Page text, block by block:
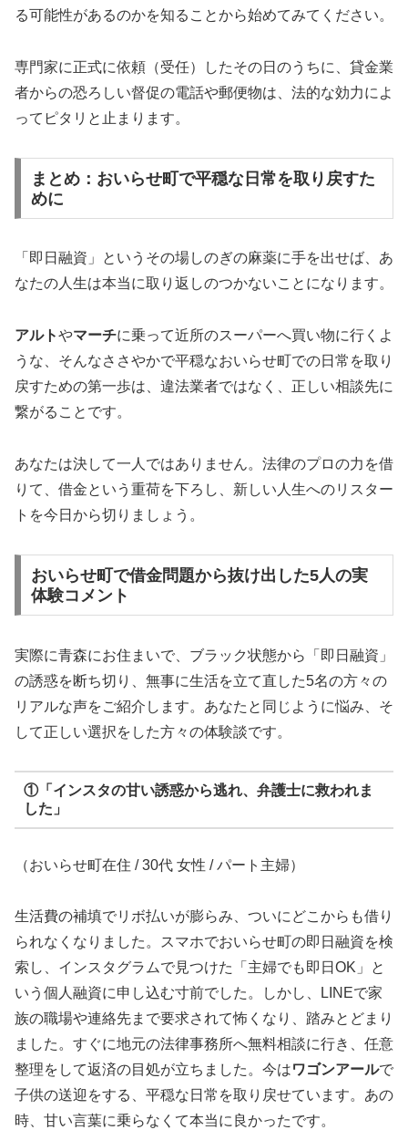
る可能性があるのかを知ることから始めてみてください。
専門家に正式に依頼（受任）したその日のうちに、貸金業
者からの恐ろしい督促の電話や郵便物は、法的な効力によ
ってピタリと止まります。
まとめ：おいらせ町で平穏な日常を取り戻すた
めに
「即日融資」というその場しのぎの麻薬に手を出せば、あ
なたの人生は本当に取り返しのつかないことになります。
アルトやマーチに乗って近所のスーパーへ買い物に行くよ
うな、そんなささやかで平穏なおいらせ町での日常を取り
戻すための第一歩は、違法業者ではなく、正しい相談先に
繋がることです。
あなたは決して一人ではありません。法律のプロの力を借
りて、借金という重荷を下ろし、新しい人生へのリスター
トを今日から切りましょう。
おいらせ町で借金問題から抜け出した5人の実
体験コメント
実際に青森にお住まいで、ブラック状態から「即日融資」
の誘惑を断ち切り、無事に生活を立て直した5名の方々の
リアルな声をご紹介します。あなたと同じように悩み、そ
して正しい選択をした方々の体験談です。
①「インスタの甘い誘惑から逃れ、弁護士に救われま
した」
（おいらせ町在住 / 30代 女性 / パート主婦）
生活費の補填でリボ払いが膨らみ、ついにどこからも借り
られなくなりました。スマホでおいらせ町の即日融資を検
索し、インスタグラムで見つけた「主婦でも即日OK」と
いう個人融資に申し込む寸前でした。しかし、LINEで家
族の職場や連絡先まで要求されて怖くなり、踏みとどまり
ました。すぐに地元の法律事務所へ無料相談に行き、任意
整理をして返済の目処が立ちました。今はワゴンアールで
子供の送迎をする、平穏な日常を取り戻せています。あの
時、甘い言葉に乗らなくて本当に良かったです。